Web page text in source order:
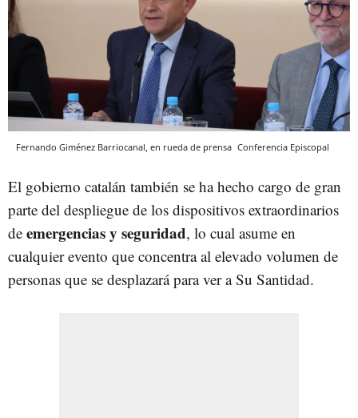
Fernando Giménez Barriocanal, en rueda de prensa Conferencia Episcopal
El gobierno catalán también se ha hecho cargo de gran
parte del despliegue de los dispositivos extraordinarios
de emergencias y seguridad, lo cual asume en
cualquier evento que concentra al elevado volumen de
personas que se desplazará para ver a Su Santidad.